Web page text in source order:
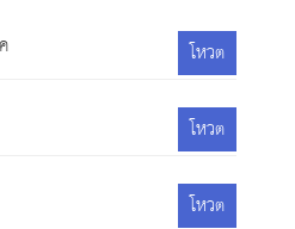
โหวต
โหวต
โหวต